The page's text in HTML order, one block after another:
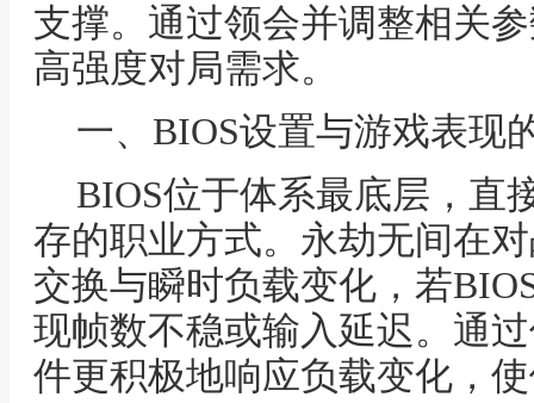
支撑。通过领会并调整相关
高强度对局需求。
一、BIOS设置与游戏表现
BIOS位于体系最底层，直
存的职业方式。永劫无间在
交换与瞬时负载变化，若
现帧数不稳或输入延迟。通
件更积极地响应负载变化，